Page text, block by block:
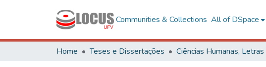
Communities & Collections All of DSpace
Home Teses e Dissertações